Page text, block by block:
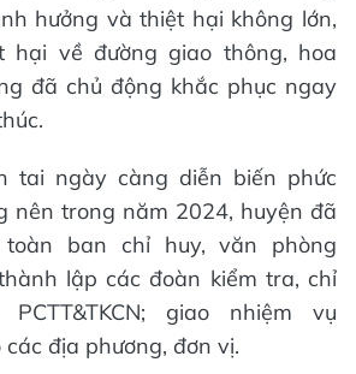
hưởng và thiệt hại không lớn,
hại về đường giao thông, hoa
đã chủ động khắc phục ngay
tai ngày càng diễn biến phức
nên trong năm 2024, huyện đã
ban chỉ huy, văn phòng
lập các đoàn kiểm tra, chỉ
giao nhiệm vụ
các địa phương, đơn vị.